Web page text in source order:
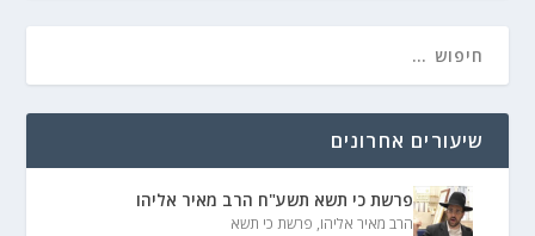
שיעורים אחרונים
פרשת כי תשא תשע"ח הרב מאיר אליהו
הרב מאיר אליהו, פרשת כי תשא